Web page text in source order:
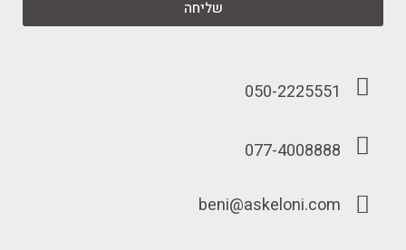
שליחה
050-2225551
077-4008888
beni@askeloni.com